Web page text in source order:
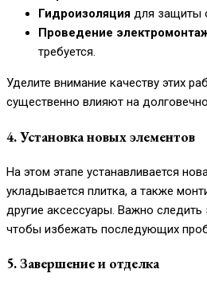
Гидроизоляция для защиты
Проведение
требуется.
Уделите внимание качеству этих
существенно влияют на
4. Установка новых элементов
На этом этапе устанавливается
укладывается плитка, а также
другие аксессуары. Важно
чтобы избежать последующих
5. Завершение и отделка